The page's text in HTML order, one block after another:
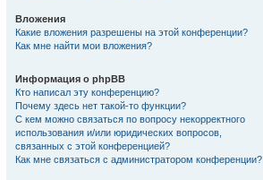
Вложения
Какие вложения разрешены на этой конференции?
Как мне найти мои вложения?
Информация о phpBB
Кто написал эту конференцию?
Почему здесь нет такой-то функции?
С кем можно связаться по вопросу некорректного
использования и/или юридических вопросов,
связанных с этой конференцией?
Как мне связаться с администратором конференции?